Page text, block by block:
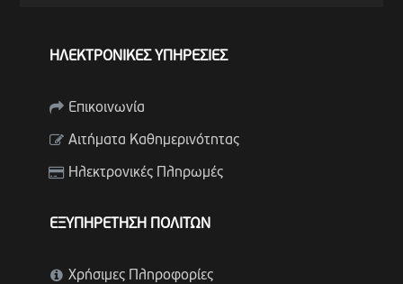
ΗΛΕΚΤΡΟΝΙΚΕΣ ΥΠΗΡΕΣΙΕΣ
Επικοινωνία
Αιτήματα Καθημερινότητας
Ηλεκτρονικές Πληρωμές
ΕΞΥΠΗΡΕΤΗΣΗ ΠΟΛΙΤΩΝ
Χρήσιμες Πληροφορίες